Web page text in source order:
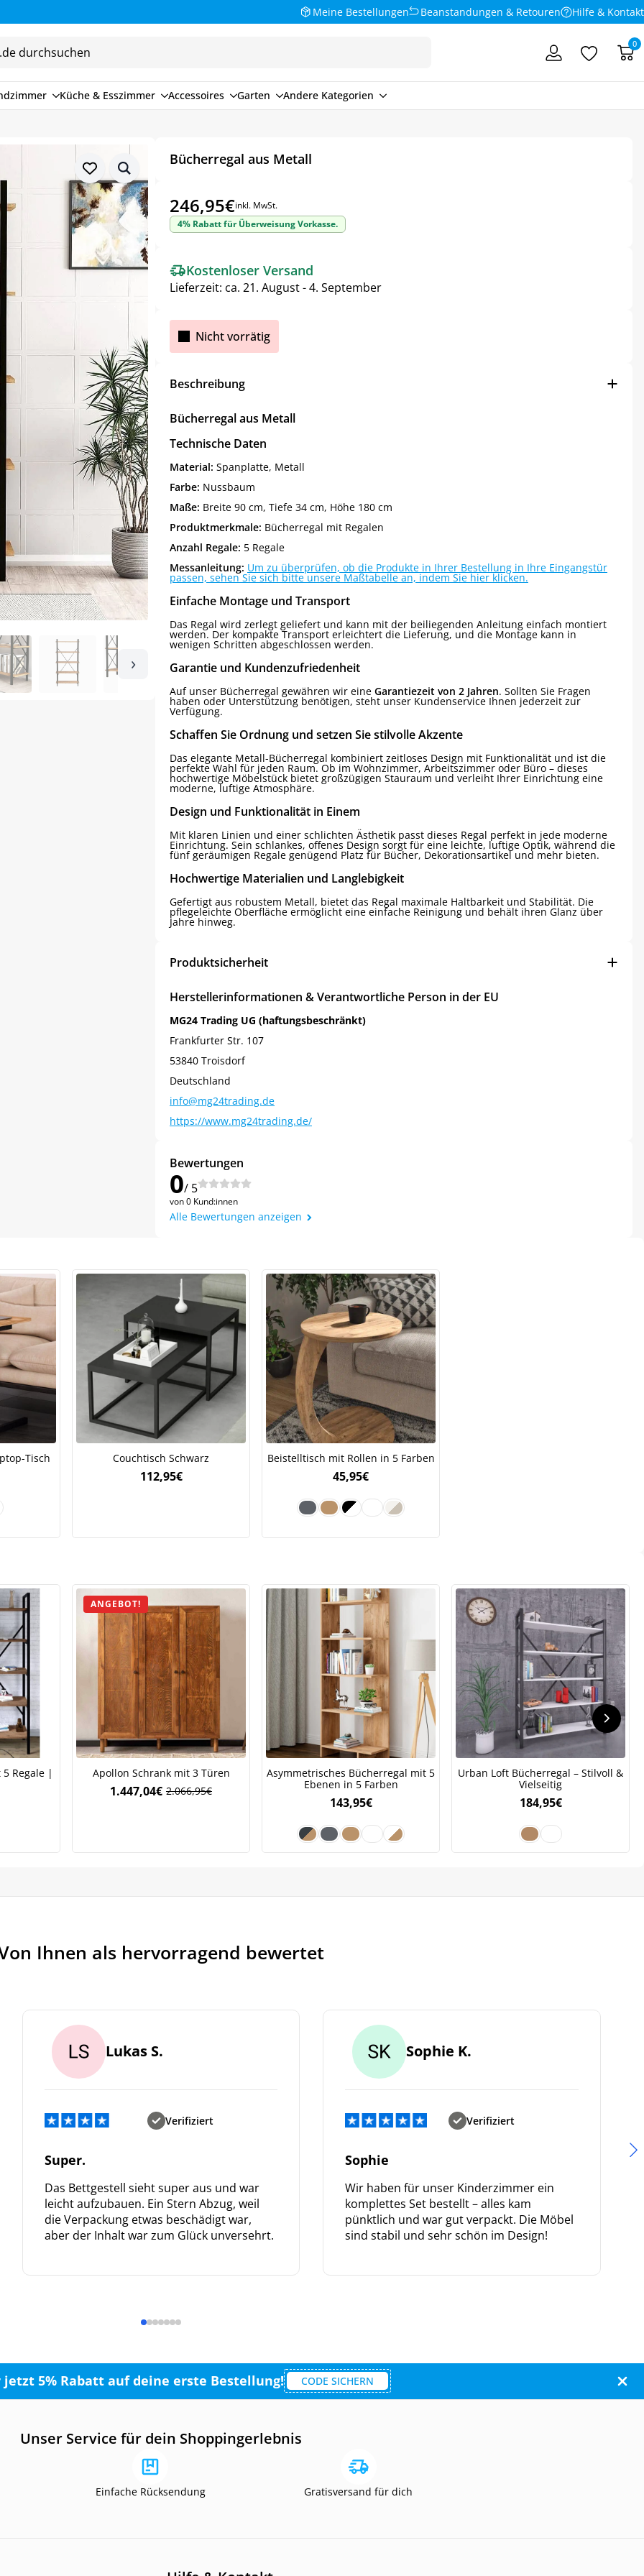
Meine Bestellungen Beanstandungen & Retouren Hilfe & Kontakt
0
Küche & Esszimmer Accessoires Garten Andere Kategorien
›
Bücherregal aus Metall
246,95€inkl. MwSt.
4% Rabatt für Überweisung Vorkasse.
Kostenloser Versand
Lieferzeit: ca. 21. August - 4. September
Nicht vorrätig
Beschreibung
Bücherregal aus Metall
Technische Daten
Material: Spanplatte, Metall
Farbe: Nussbaum
Maße: Breite 90 cm, Tiefe 34 cm, Höhe 180 cm
Produktmerkmale: Bücherregal mit Regalen
Anzahl Regale: 5 Regale
Messanleitung: Um zu überprüfen, ob die Produkte in Ihrer Bestellung in Ihre Eingangstür
passen, sehen Sie sich bitte unsere Maßtabelle an, indem Sie hier klicken.
Einfache Montage und Transport
Das Regal wird zerlegt geliefert und kann mit der beiliegenden Anleitung einfach montiert
werden. Der kompakte Transport erleichtert die Lieferung, und die Montage kann in
wenigen Schritten abgeschlossen werden.
Garantie und Kundenzufriedenheit
Auf unser Bücherregal gewähren wir eine Garantiezeit von 2 Jahren. Sollten Sie Fragen
haben oder Unterstützung benötigen, steht unser Kundenservice Ihnen jederzeit zur
Verfügung.
Schaffen Sie Ordnung und setzen Sie stilvolle Akzente
Das elegante Metall-Bücherregal kombiniert zeitloses Design mit Funktionalität und ist die
perfekte Wahl für jeden Raum. Ob im Wohnzimmer, Arbeitszimmer oder Büro – dieses
hochwertige Möbelstück bietet großzügigen Stauraum und verleiht Ihrer Einrichtung eine
moderne, luftige Atmosphäre.
Design und Funktionalität in Einem
Mit klaren Linien und einer schlichten Ästhetik passt dieses Regal perfekt in jede moderne
Einrichtung. Sein schlankes, offenes Design sorgt für eine leichte, luftige Optik, während die
fünf geräumigen Regale genügend Platz für Bücher, Dekorationsartikel und mehr bieten.
Hochwertige Materialien und Langlebigkeit
Gefertigt aus robustem Metall, bietet das Regal maximale Haltbarkeit und Stabilität. Die
pflegeleichte Oberfläche ermöglicht eine einfache Reinigung und behält ihren Glanz über
Jahre hinweg.
Produktsicherheit
Herstellerinformationen & Verantwortliche Person in der EU
MG24 Trading UG (haftungsbeschränkt)
Frankfurter Str. 107
53840 Troisdorf
Deutschland
info@mg24trading.de
https://www.mg24trading.de/
Bewertungen
0/ 5
von 0 Kund:innen
Alle Bewertungen anzeigen
Tisch Couchtisch Schwarz
112,95€
Beistelltisch mit Rollen in 5 Farben
45,95€
Regale |
ANGEBOT!
Apollon Schrank mit 3 Türen
2.066,95€
Ursprünglicher
1.447,04€Aktueller
Asymmetrisches Bücherregal mit 5
Ebenen in 5 Farben
143,95€
Urban Loft Bücherregal – Stilvoll &
Vielseitig
184,95€
Ihnen als hervorragend bewertet
Lukas S.
Verifiziert
Super.
Das Bettgestell sieht super aus und war
leicht aufzubauen. Ein Stern Abzug, weil
die Verpackung etwas beschädigt war,
aber der Inhalt war zum Glück unversehrt.
Sophie K.
Verifiziert
Sophie
Wir haben für unser Kinderzimmer ein
komplettes Set bestellt – alles kam
pünktlich und war gut verpackt. Die Möbel
sind stabil und sehr schön im Design!
jetzt 5% Rabatt auf deine erste Bestellung! CODE SICHERN
Unser Service für dein Shoppingerlebnis
Einfache Rücksendung Gratisversand für dich
Jetzt5% Rabatt
auf Ihre erste Bestellung sichern!
Meinen Code senden